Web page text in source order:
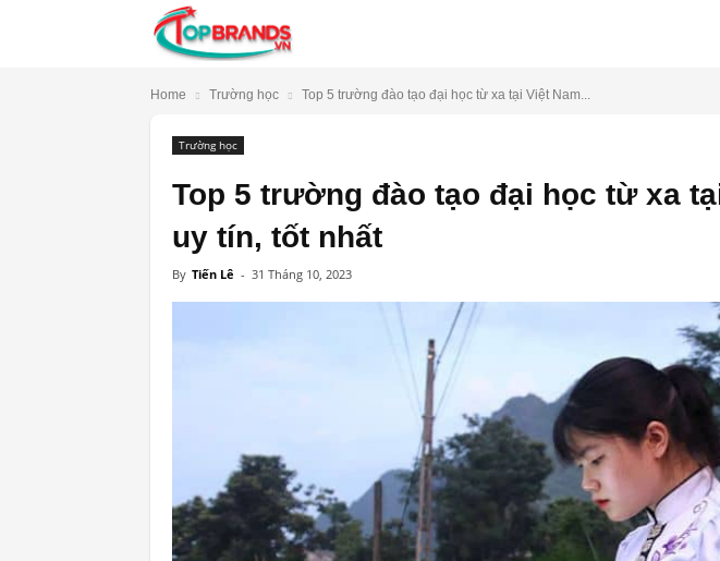
Home Trường học Top 5 trường đào tạo đại học từ xa tại Việt Nam...
Trường học
Top 5 trường đào tạo đại học từ xa
uy tín, tốt nhất
By Tiến Lê - 31 Tháng 10, 2023